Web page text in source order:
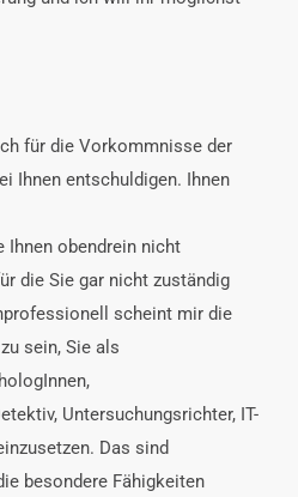
für die Vorkommnisse der
Ihnen entschuldigen. Ihnen
Ihnen obendrein nicht
die Sie gar nicht zuständig
scheint mir die
sein, Sie als
Untersuchungsrichter, IT-
Das sind
besondere Fähigkeiten